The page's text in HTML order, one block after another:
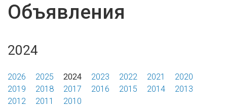
Объявления
2024
2026 2025 2024 2023 2022 2021
2020
2019
2018 2017 2016 2015 2014
2013
2012
2011 2010